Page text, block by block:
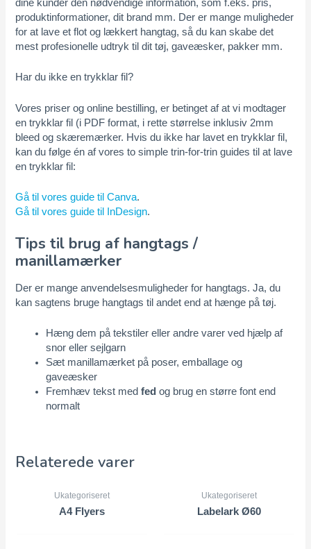
dine kunder den nødvendige information, som f.eks. pris,
produktinformationer, dit brand mm. Der er mange muligheder
for at lave et flot og lækkert hangtag, så du kan skabe det
mest profesionelle udtryk til dit tøj, gaveæsker, pakker mm.
Har du ikke en trykklar fil?
Vores priser og online bestilling, er betinget af at vi modtager
en trykklar fil (i PDF format, i rette størrelse inklusiv 2mm
bleed og skæremærker. Hvis du ikke har lavet en trykklar fil,
kan du følge én af vores to simple trin-for-trin guides til at lave
en trykklar fil:
Gå til vores guide til Canva.
Gå til vores guide til InDesign.
Tips til brug af hangtags /
manillamærker
Der er mange anvendelsesmuligheder for hangtags. Ja, du
kan sagtens bruge hangtags til andet end at hænge på tøj.
Hæng dem på tekstiler eller andre varer ved hjælp af
snor eller sejlgarn
Sæt manillamærket på poser, emballage og
gaveæsker
Fremhæv tekst medfed og brug en større font end
normalt
Relaterede varer
Ukategoriseret
A4 Flyers
Ukategoriseret
Labelark Ø60